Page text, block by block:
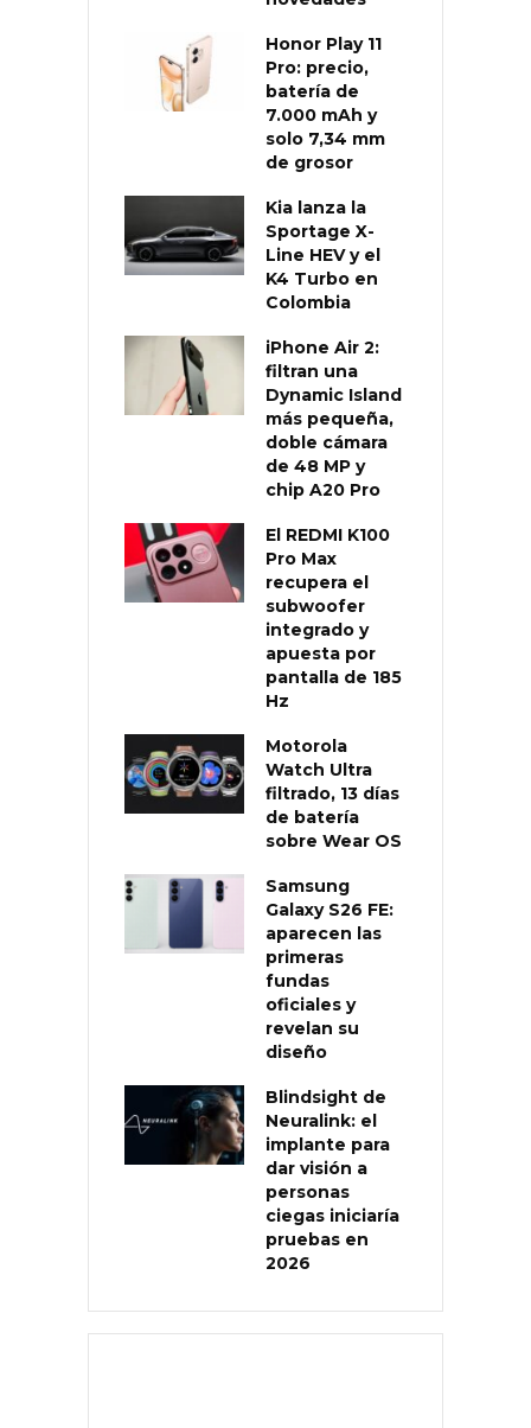
Honor Play 11
Pro: precio,
batería de
7.000 mAh y
solo 7,34 mm
de grosor
Kia lanza la
Sportage X-
Line HEV y el
K4 Turbo en
Colombia
iPhone Air 2:
filtran una
Dynamic Island
más pequeña,
doble cámara
de 48 MP y
chip A20 Pro
El REDMI K100
Pro Max
recupera el
subwoofer
integrado y
apuesta por
pantalla de 185
Hz
Motorola
Watch Ultra
filtrado, 13 días
de batería
sobre Wear OS
Samsung
Galaxy S26 FE:
aparecen las
primeras
fundas
oficiales y
revelan su
diseño
Blindsight de
Neuralink: el
implante para
dar visión a
personas
ciegas iniciaría
pruebas en
2026